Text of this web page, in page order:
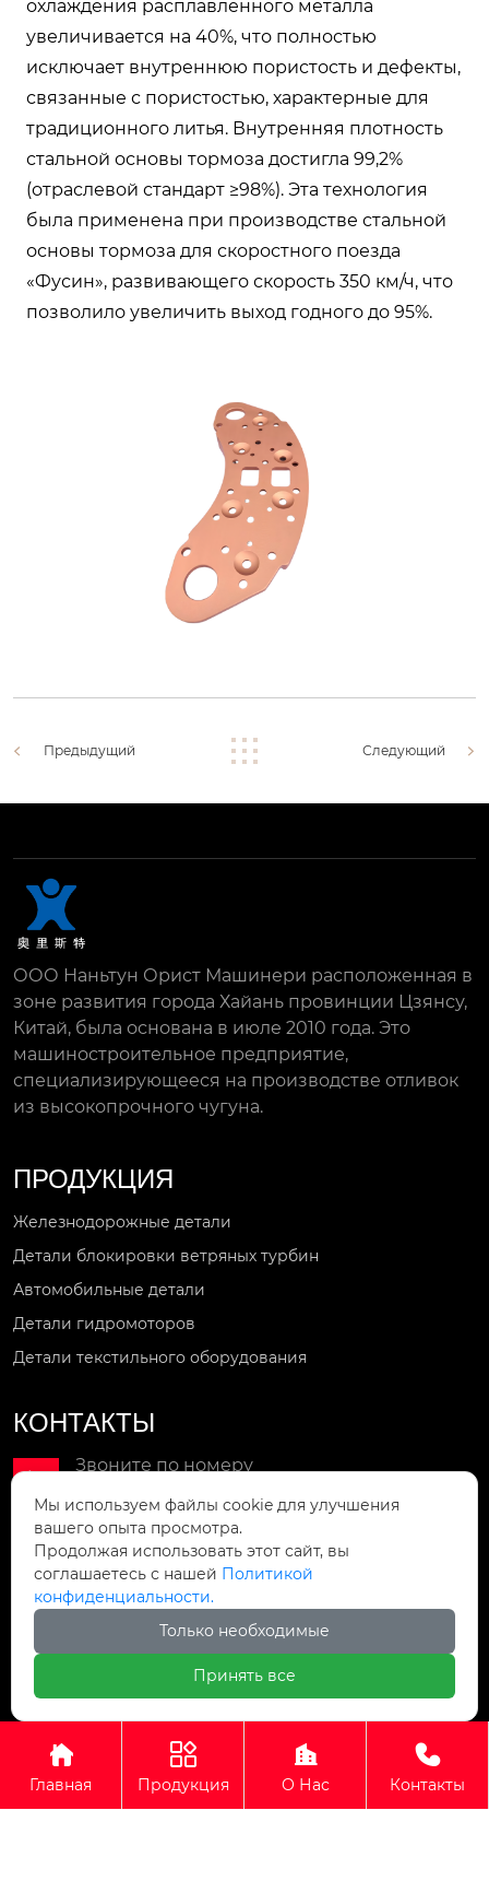
охлаждения расплавленного металла
увеличивается на 40%, что полностью
исключает внутреннюю пористость и дефекты,
связанные с пористостью, характерные для
традиционного литья. Внутренняя плотность
стальной основы тормоза достигла 99,2%
(отраслевой стандарт ≥98%). Эта технология
была применена при производстве стальной
основы тормоза для скоростного поезда
«Фусин», развивающего скорость 350 км/ч, что
позволило увеличить выход годного до 95%.
Предыдущий Следующий
ООО Наньтун Орист Машинери расположенная в
зоне развития города Хайань провинции Цзянсу,
Китай, была основана в июле 2010 года. Это
машиностроительное предприятие,
специализирующееся на производстве отливок
из высокопрочного чугуна.
ПРОДУКЦИЯ
Железнодорожные детали
Детали блокировки ветряных турбин
Автомобильные детали
Детали гидромоторов
Детали текстильного оборудования
КОНТАКТЫ

Звоните по номеру
+86-18851810717

Мы в сети
wxljsnt@163.com

Мы находимся
Улица Синьцзюньминь 9, Зона развития
высоких технологий, город Хайань,
провинция Цзянсу, Китай
Авторское право©ООО Наньтун Орист Машинери

Главная

Продукция

О Нас

Контакты
Мы используем файлы cookie для улучшения
вашего опыта просмотра.
Продолжая использовать этот сайт, вы
соглашаетесь с нашей Политикой
конфиденциальности.
Только необходимые
Принять все